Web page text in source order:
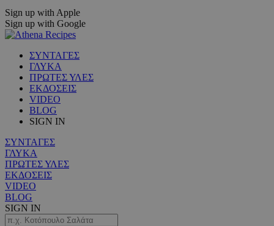
Sign up with Apple
Sign up with Google
ΣΥΝΤΑΓΕΣ
ΓΛΥΚΑ
ΠΡΩΤΕΣ ΥΛΕΣ
ΕΚΔΟΣΕΙΣ
VIDEO
BLOG
SIGN IN
ΣΥΝΤΑΓΕΣ
ΓΛΥΚΑ
ΠΡΩΤΕΣ ΥΛΕΣ
ΕΚΔΟΣΕΙΣ
VIDEO
BLOG
SIGN IN